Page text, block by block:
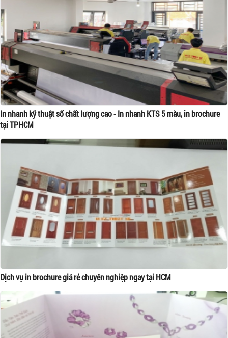
In nhanh kỹ thuật số chất lượng cao - In nhanh KTS 5 màu, in brochure
tại TPHCM
Dịch vụ in brochure giá rẻ chuyên nghiệp ngay tại HCM